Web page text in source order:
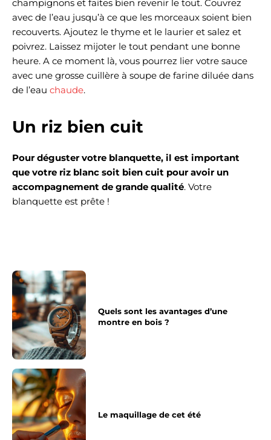
champignons et faites bien revenir le tout. Couvrez
avec de l’eau jusqu’à ce que les morceaux soient bien
recouverts. Ajoutez le thyme et le laurier et salez et
poivrez. Laissez mijoter le tout pendant une bonne
heure. A ce moment là, vous pourrez lier votre sauce
avec une grosse cuillère à soupe de farine diluée dans
de l’eau chaude.
Un riz bien cuit
Pour déguster votre blanquette, il est important
que votre riz blanc soit bien cuit pour avoir un
accompagnement de grande qualité. Votre
blanquette est prête !
Quels sont les avantages d’une
montre en bois ?
Le maquillage de cet été